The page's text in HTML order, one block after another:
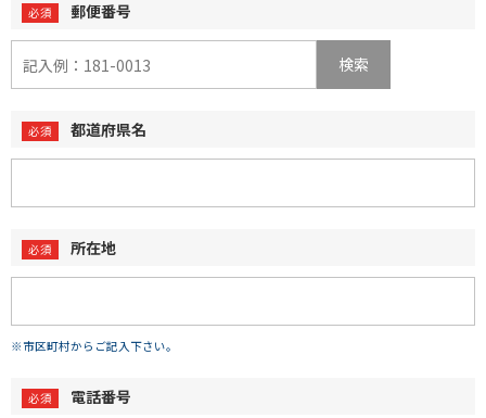
郵便番号
検索
都道府県名
所在地
※市区町村からご記入下さい。
電話番号